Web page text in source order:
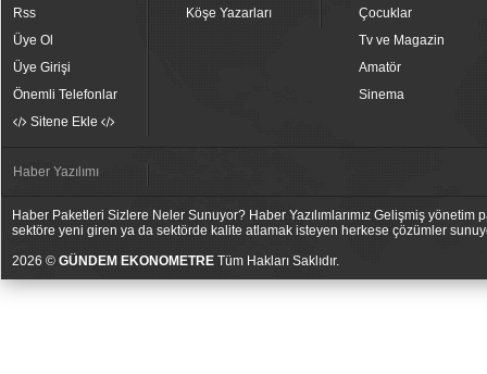
Rss
Üye Ol
Üye Girişi
Önemli Telefonlar
Sitene Ekle
Köşe Yazarları
Çocuklar
Tv ve Magazin
Amatör
Sinema
Haber Yazılımı
Haber Paketleri Sizlere Neler Sunuyor? Haber Yazılımlarımız Gelişmiş
sektöre yeni giren ya da sektörde kalite atlamak isteyen herkese çözümler
2026 © GÜNDEM EKONOMETRE Tüm Hakları Saklıdır.